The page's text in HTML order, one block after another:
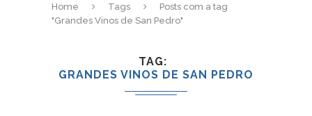
Home Tags
Posts com a tag
"Grandes Vinos de San Pedro"
TAG
GRANDES VINOS DE SAN PEDRO